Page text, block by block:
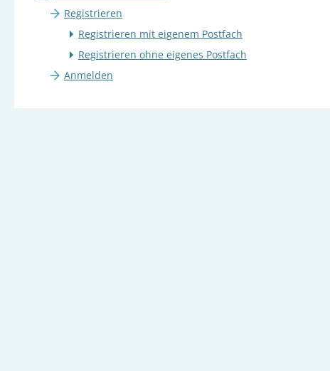
Registrieren
Registrieren mit eigenem Postfach
Registrieren ohne eigenes Postfach
Anmelden